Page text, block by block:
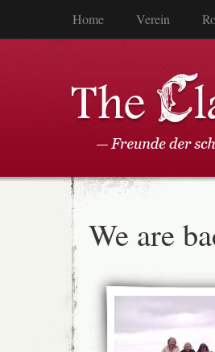
Home Verein
We are